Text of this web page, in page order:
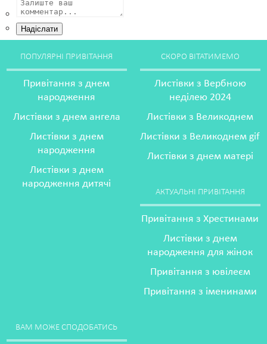
Надіслати
ПОПУЛЯРНІ ПРИВІТАННЯ
Привітання з днем
народження
Листівки з днем ангела
Листівки з днем
народження
Листівки з днем
народження дитячі
СКОРО ВІТАТИМЕМО
Листівки з Вербною
неділею 2024
Листівки з Великоднем
Листівки з Великоднем gif
Листівки з днем матері
АКТУАЛЬНІ ПРИВІТАННЯ
Привітання з Хрестинами
Листівки з днем
народження для жінок
Привітання з ювілеєм
Привітання з іменинами
ВАМ МОЖЕ СПОДОБАТИСЬ